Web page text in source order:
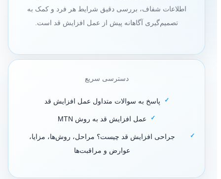
اطلاعات شفاف، بررسی دقیق شرایط هر فرد و کمک به
تصمیم‌گیری آگاهانه پیش از عمل افزایش قد است.
دسترسی سریع
پاسخ به سوالات متداول عمل افزایش قد
عمل افزایش قد به روش MTN
جراحی افزایش قد چیست؟ مراحل، روش‌ها، مزایا،
عوارض و مراقبت‌ها